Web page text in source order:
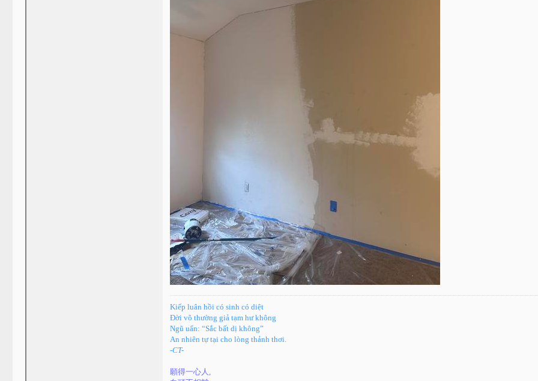
Kiếp luân hồi có sinh có diệt
Đời vô thường giả tạm hư không
Ngũ uẩn: “Sắc bất dị không”
An nhiên tự tại cho lòng thảnh thơi.
-CT-
願得一心人,